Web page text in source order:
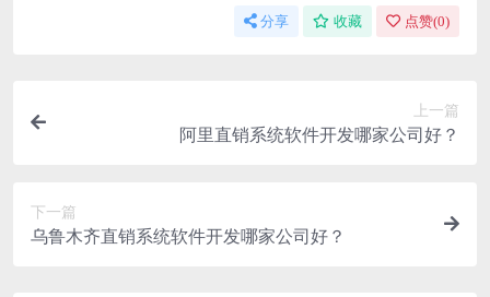
分享 收藏 点赞(0)
上一篇
阿里直销系统软件开发哪家公司好？
下一篇
乌鲁木齐直销系统软件开发哪家公司好？